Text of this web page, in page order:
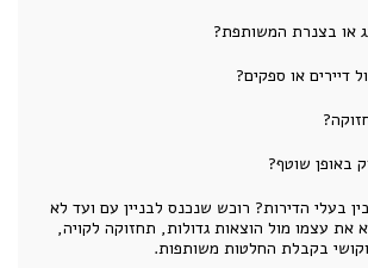
או בצנרת המשותפת?
דיירים או ספקים?
באופן שוטף?
בעלי הדירות? רוכש שנכנס לבניין עם ועד לא
את עצמו מול הוצאות גדולות, תחזוקה לקויה,
וקושי בקבלת החלטות משותפות.